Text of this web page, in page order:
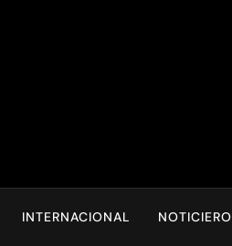
INTERNACIONAL NOTICIERO